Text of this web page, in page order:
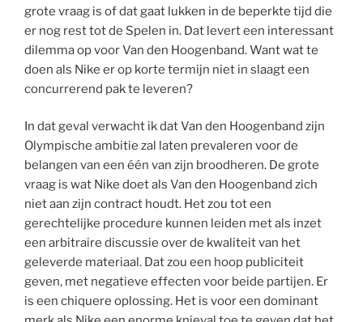
grote vraag is of dat gaat lukken in de beperkte tijd die
er nog rest tot de Spelen in. Dat levert een interessant
dilemma op voor Van den Hoogenband. Want wat te
doen als Nike er op korte termijn niet in slaagt een
concurrerend pak te leveren?
In dat geval verwacht ik dat Van den Hoogenband zijn
Olympische ambitie zal laten prevaleren voor de
belangen van een één van zijn broodheren. De grote
vraag is wat Nike doet als Van den Hoogenband zich
niet aan zijn contract houdt. Het zou tot een
gerechtelijke procedure kunnen leiden met als inzet
een arbitraire discussie over de kwaliteit van het
geleverde materiaal. Dat zou een hoop publiciteit
geven, met negatieve effecten voor beide partijen. Er
is een chiquere oplossing. Het is voor een dominant